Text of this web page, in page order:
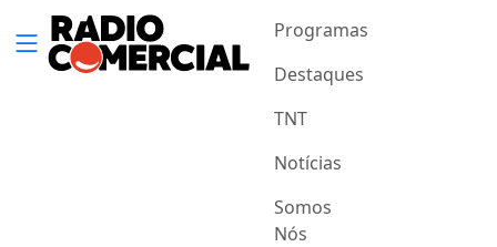
Programas
Destaques
TNT
Notícias
Somos
Nós